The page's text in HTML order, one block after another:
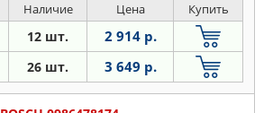
Наличие Цена Купить
12 шт. 2 914 р.
26 шт. 3 649 р.